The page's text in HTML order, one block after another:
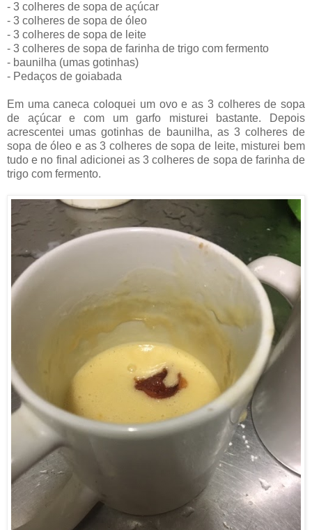
- 3 colheres de sopa de açúcar
- 3 colheres de sopa de óleo
- 3 colheres de sopa de leite
- 3 colheres de sopa de farinha de trigo com fermento
- baunilha (umas gotinhas)
- Pedaços de goiabada
Em uma caneca coloquei um ovo e as 3 colheres de sopa
de açúcar e com um garfo misturei bastante. Depois
acrescentei umas gotinhas de baunilha, as 3 colheres de
sopa de óleo e as 3 colheres de sopa de leite, misturei bem
tudo e no final adicionei as 3 colheres de sopa de farinha de
trigo com fermento.